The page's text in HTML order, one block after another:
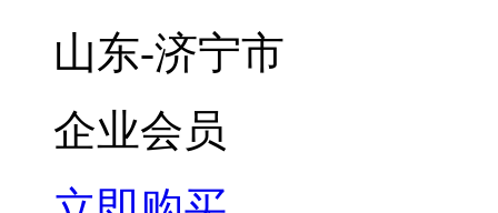
山东-济宁市
企业会员